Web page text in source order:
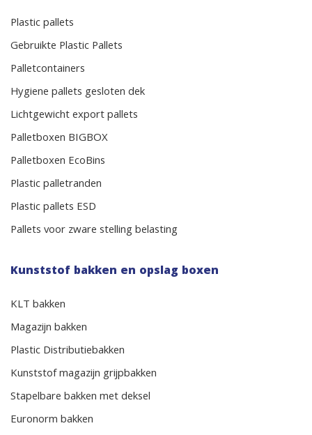
Plastic pallets
Gebruikte Plastic Pallets
Palletcontainers
Hygiene pallets gesloten dek
Lichtgewicht export pallets
Palletboxen BIGBOX
Palletboxen EcoBins
Plastic palletranden
Plastic pallets ESD
Pallets voor zware stelling belasting
Kunststof bakken en opslag boxen
KLT bakken
Magazijn bakken
Plastic Distributiebakken
Kunststof magazijn grijpbakken
Stapelbare bakken met deksel
Euronorm bakken